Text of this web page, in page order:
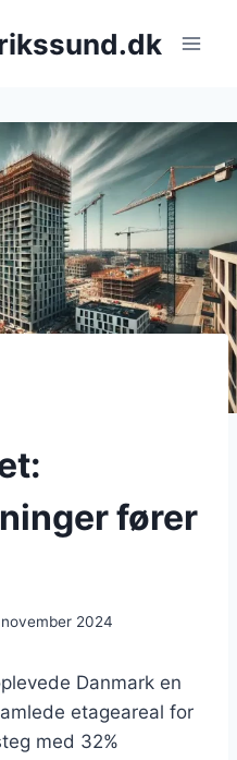
fører
2024
Danmark en
etageareal for
med 32%